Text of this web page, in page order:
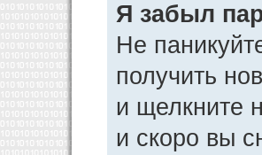
Я забыл
Не
получить
и щелкните
и скоро вы